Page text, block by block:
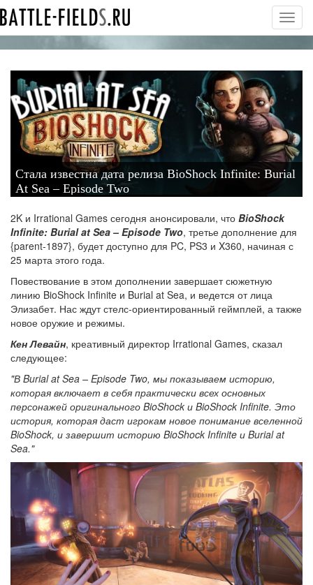
Стала известна дата релиза BioShock Infinite: Burial
At Sea – Episode Two
2K и Irrational Games сегодня анонсировали, что BioShock
Infinite: Burial at Sea – Episode Two, третье дополнение для
{parent-1897}, будет доступно для PC, PS3 и X360, начиная с
25 марта этого года.
Повествование в этом дополнении завершает сюжетную
линию BioShock Infinite и Burial at Sea, и ведется от лица
Элизабет. Нас ждут стелс-ориентированный геймплей, а также
новое оружие и режимы.
Кен Левайн, креативный директор Irrational Games, сказал
следующее:
"В Burial at Sea – Episode Two, мы показываем историю,
которая включает в себя практически всех основных
персонажей оригинального BioShock и BioShock Infinite. Это
история, которая даст игрокам новое понимание вселенной
BioShock, и завершит историю BioShock Infinite и Burial at
Sea."